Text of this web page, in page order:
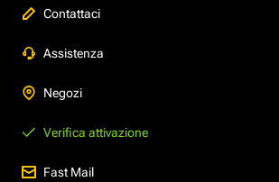
Contattaci
Assistenza
Negozi
Verifica attivazione
Fast Mail